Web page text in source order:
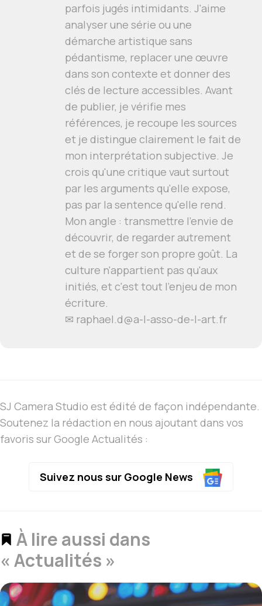
parfois jugés intimidants. J'aime
analyser une série ou une
démarche artistique sans
pédantisme, replacer une œuvre
dans son contexte et donner des
clés de lecture accessibles. Avant
de publier, je vérifie mes
références, je recoupe les sources
et je distingue clairement le fait de
mon interprétation subjective. Je
crois qu'une critique vaut surtout
par les arguments qu'elle expose,
pas par la sentence qu'elle rend.
Mon angle : transmettre l'envie de
découvrir, de regarder autrement
et de se forger son propre goût. La
culture n'appartient pas qu'aux
initiés, et c'est tout l'enjeu de mon
écriture.
✉ raphael.d@a-l-asso-de-l-art.fr
SJ Camera Studio est édité de façon indépendante.
Soutenez la rédaction en nous ajoutant dans vos
favoris sur Google Actualités :
Suivez nous sur Google News
À lire aussi dans
« Actualités »